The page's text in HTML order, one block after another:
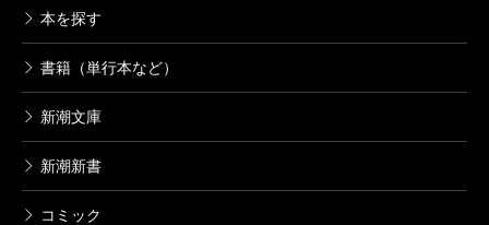
本を探す
書籍（単行本など）
新潮文庫
新潮新書
コミック